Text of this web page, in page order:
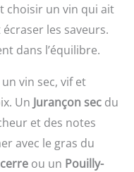
choisir un vin qui ait
les saveurs.
dans l’équilibre.
vin sec, vif et
Un Jurançon sec du
et des notes
avec le gras du
ou un Pouilly-